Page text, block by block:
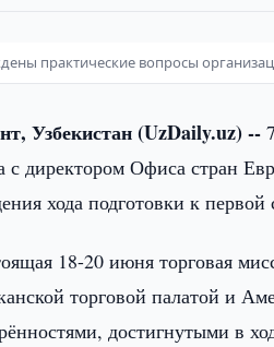
практические вопросы
Узбекистан (UzDaily.uz) --
с директором Офиса стран
хода подготовки к
18-20 июня торговая
торговой палатой и
достигнутыми в